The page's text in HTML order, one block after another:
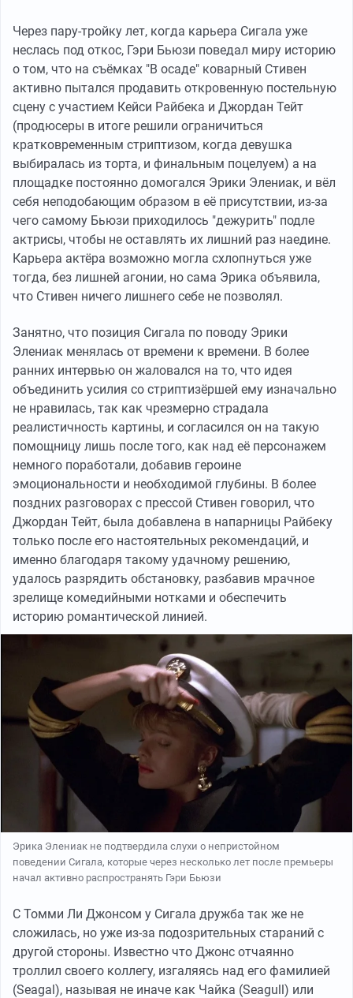
Через пару-тройку лет, когда карьера Сигала уже
неслась под откос, Гэри Бьюзи поведал миру историю
о том, что на съёмках "В осаде" коварный Стивен
активно пытался продавить откровенную постельную
сцену с участием Кейси Райбека и Джордан Тейт
(продюсеры в итоге решили ограничиться
кратковременным стриптизом, когда девушка
выбиралась из торта, и финальным поцелуем) а на
площадке постоянно домогался Эрики Элениак, и вёл
себя неподобающим образом в её присутствии, из-за
чего самому Бьюзи приходилось "дежурить" подле
актрисы, чтобы не оставлять их лишний раз наедине.
Карьера актёра возможно могла схлопнуться уже
тогда, без лишней агонии, но сама Эрика объявила,
что Стивен ничего лишнего себе не позволял.
Занятно, что позиция Сигала по поводу Эрики
Элениак менялась от времени к времени. В более
ранних интервью он жаловался на то, что идея
объединить усилия со стриптизёршей ему изначально
не нравилась, так как чрезмерно страдала
реалистичность картины, и согласился он на такую
помощницу лишь после того, как над её персонажем
немного поработали, добавив героине
эмоциональности и необходимой глубины. В более
поздних разговорах с прессой Стивен говорил, что
Джордан Тейт, была добавлена в напарницы Райбеку
только после его настоятельных рекомендаций, и
именно благодаря такому удачному решению,
удалось разрядить обстановку, разбавив мрачное
зрелище комедийными нотками и обеспечить
историю романтической линией.
Эрика Элениак не подтвердила слухи о непристойном
поведении Сигала, которые через несколько лет после премьеры
начал активно распространять Гэри Бьюзи
С Томми Ли Джонсом у Сигала дружба так же не
сложилась, но уже из-за подозрительных стараний с
другой стороны. Известно что Джонс отчаянно
троллил своего коллегу, изгаляясь над его фамилией
(Seagal), называя не иначе как Чайка (Seagull) или